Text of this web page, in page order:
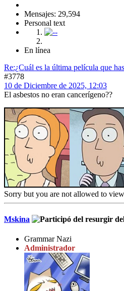
Mensajes: 29,594
Personal text
En línea
Re:¿Cuál es la última película que
#3778
10 de Diciembre de 2025, 12:03
El asbestos no eran cancerígeno??
Sorry but you are not allowed to
Mskina
Grammar Nazi
Administrador